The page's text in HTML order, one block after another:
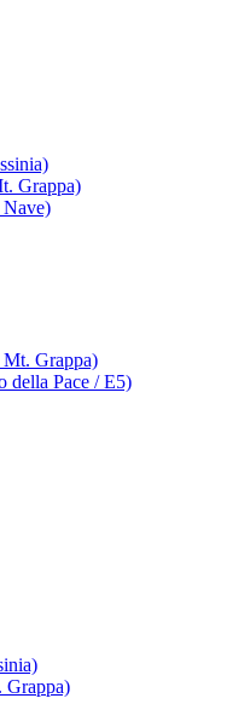
Grappa)
Grappa)
della Pace / E5)
Grappa)